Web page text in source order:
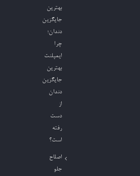
بهترین
جایگزین
دندان؛
چرا
ایمپلنت
بهترین
جایگزین
دندان
از
دست
رفته
است؟
اصلاح
جلو